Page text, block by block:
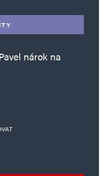
nárok na